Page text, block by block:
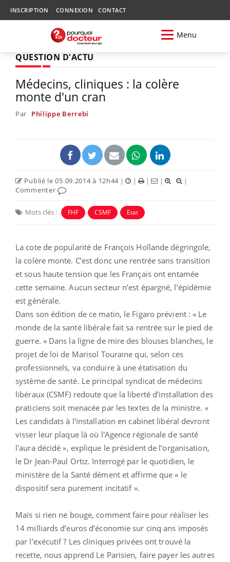
INSCRIPTION CONNEXION CONTACT
Menu
QUESTION D'ACTU
Médecins, cliniques : la colère
monte d'un cran
Par Philippe Berrebi
Publié le 05.09.2014 à 12h44 | | | |
|
Commenter
Mots clés : FHF CSMF Etat
La cote de popularité de François Hollande dégringole,
la colère monte. C’est donc une rentrée sans transition
et sous haute tension que les Français ont entamée
cette semaine. Aucun secteur n’est épargné, l’épidémie
est générale.
Dans son édition de ce matin, le Figaro prévient : « Le
monde de la santé libérale fait sa rentrée sur le pied de
guerre. » Dans la ligne de mire des blouses blanches, le
projet de loi de Marisol Touraine qui, selon ces
professionnels, va conduire à une étatisation du
système de santé. Le principal syndicat de médecins
libéraux (CSMF) redoute que la liberté d’installation des
praticiens soit menacée par les textes de la ministre. «
Les candidats à l'installation en cabinet libéral devront
visser leur plaque là où l'Agence régionale de santé
l'aura décidé », explique le président de l’organisation,
le Dr Jean-Paul Ortiz. Interrogé par le quotidien, le
ministère de la Santé dément et affirme que « le
dispositif sera purement incitatif ».
Mais si rien ne bouge, comment faire pour réaliser les
14 milliards d’euros d’économie sur cinq ans imposés
par l’exécutif ? Les cliniques privées ont trouvé la
recette, nous apprend Le Parisien, faire payer les autres